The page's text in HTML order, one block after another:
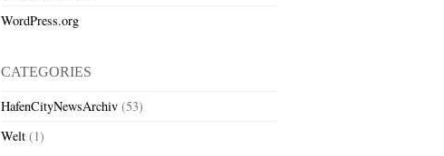
WordPress.org
CATEGORIES
HafenCityNewsArchiv (53)
Welt (1)